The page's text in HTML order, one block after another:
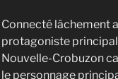
Connecté lâchement
protagoniste
Nouvelle-Crobuzon
le personnage